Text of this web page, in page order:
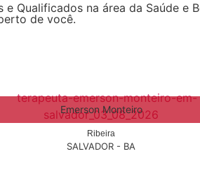
e Qualificados na área da Saúde e
de você.
Emerson Monteiro
Ribeira
SALVADOR - BA